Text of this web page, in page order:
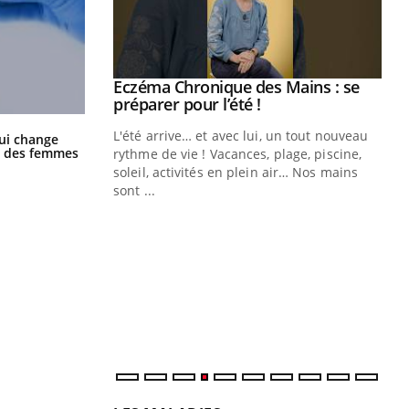
change
femmes
La sieste empêche-t-elle de dormir
la nuit ?
: et si on
de type 2
chez les
les soignants.
Youtube
Eczéma Chronique des Mains : se
préparer pour l’été !Youtube
L'été arrive… et avec lui, un tout nouveau
rythme de vie ! Vacances, plage, piscine,
soleil, activités en plein air… Nos mains
sont ...